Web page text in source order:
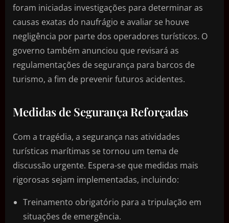
foram iniciadas investigações para determinar as
causas exatas do naufrágio e avaliar se houve
negligência por parte dos operadores turísticos. O
governo também anunciou que revisará as
regulamentações de segurança para barcos de
turismo, a fim de prevenir futuros acidentes.
Medidas de Segurança Reforçadas
Com a tragédia, a segurança nas atividades
turísticas marítimas se tornou um tema de
discussão urgente. Espera-se que medidas mais
rigorosas sejam implementadas, incluindo:
Treinamento obrigatório para a tripulação em
situações de emergência.